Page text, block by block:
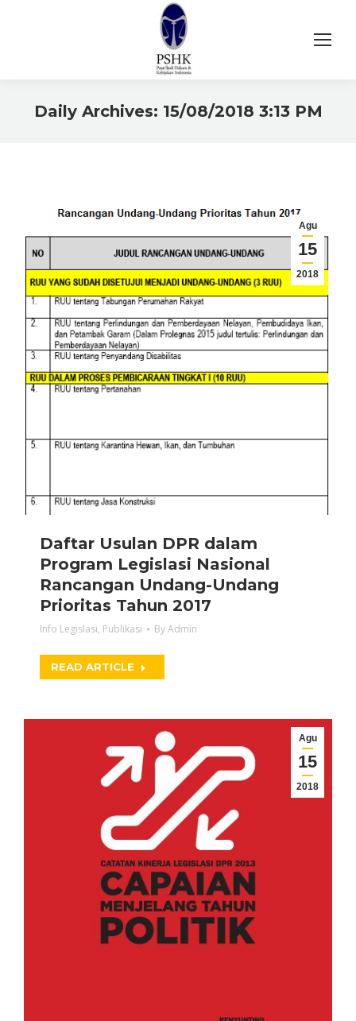
Daily Archives: 15/08/2018 3:13 PM
Agu
15
2018
Daftar Usulan DPR dalam
Program Legislasi Nasional
Rancangan Undang-Undang
Prioritas Tahun 2017
Info Legislasi, Publikasi ByAdmin
READ ARTICLE
Agu
15
2018